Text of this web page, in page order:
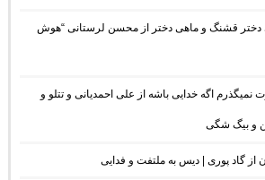
دختر قشنگ و ماهی دختر از محسن لرستانی “هوش
نمیگذرم اگه خدایی باشه از علی احمدیانی و تتلو و
و بیگ شگی
از گاد پوری | دیس به ملتفت و فدایی